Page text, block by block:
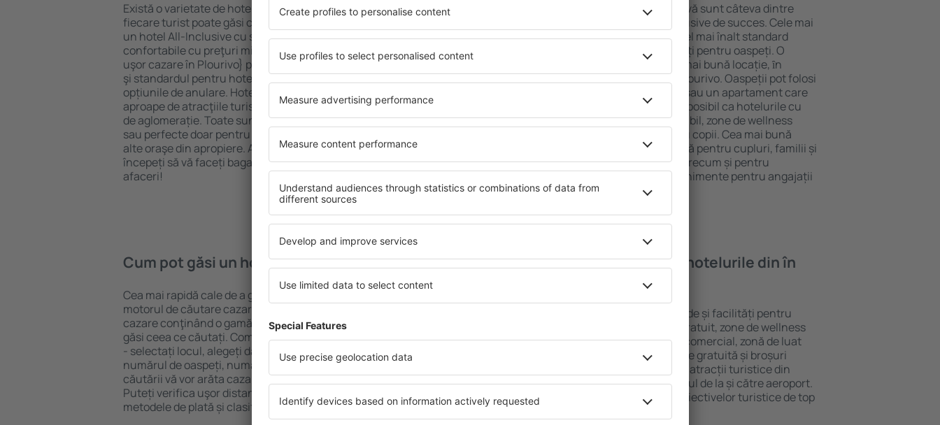
Există o varietate de hoteluri disponibile în Plourivo, astfel încât
fiecare turist poate găsi cazare potrivită nevoilor sale. Preferați
un hotel All-Inclusive cu standarde ȋnalte sau preferați hoteluri
confortabile cu preţuri mici? Cu ajutorul nostru puteți rezerva
uşor cazare în Plourivo} pentru orice buget! Selectați destinația
şi standardul pentru hotel, verificați metodele de plată și
opțiunile de anulare. Hotelurile în Plourivo sunt situate atât
aproape de atracţiile turistice populare, cât și puțin mai departe
de aglomerație. Toate sunt disponibile pentru o vacanță lungă
sau perfecte doar pentru o noapte atunci când doriţi să vizitaţi şi
alte oraşe din apropiere. Alegeți hotelul care vi se potriveşte și
începeți să vă faceți bagajele pentru o vacanţă sau călătorie de
afaceri!
O varietate de servicii și o locație atractivă sunt câteva dintre
elementele cheie ale unui hotel All-Inclusive de succes. Cele mai
bune hoteluri din Plourivo garantează cel mai înalt standard
pentru servicii și o gamă largă de facilități pentru oaspeți. O
cazare cu standarde ridicate oferă cea mai bună locație, ȋn
apropiere de principalele distracţii din Plourivo. Oaspeții pot folosi
parcarea gratuită și pot alege o cameră sau un apartament care
să corespundă perfect nevoilor lor. Este posibil ca hotelurile cu
standarde ȋnalte să ofere un meniu variabil, zone de wellness
precum spa și fitness, și activități pentru copii. Cea mai bună
cazare în Plourivo este o alegere perfectă pentru cupluri, familii și
persoane aflate în călătorie de afaceri, precum și pentru
companii care doresc să organizeze evenimente pentru angajații
lor.
Cum pot găsi un hotel în Plourivo?
Cea mai rapidă cale de a găsi un hotel în Plourivo este folosind
motorul de căutare cazare eSky. Baza mare de date cu locuri de
cazare conţinând o gamă largă de opţiuni este o garanție că veți
găsi ceea ce căutați. Completați câmpurile motorului de căutare
- selectați locul, alegeți data de check-in și check-out, adăugați
numărul de oaspeți, numărul de camere şi gata! Rezultatele
căutării vă vor arăta cazarea disponibilă ȋn perioada selectată.
Puteți verifica uşor distanța de la hotel ȋn centrul orașului,
metodele de plată și clasificarea hotelului.
Ce fel de facilităţi voi găsi ȋn hotelurile din în
Hotelurile în Plourivo au diferite standarde și facilități pentru
oaspeți. Cele mai frecvente sunt Wi-Fi gratuit, zone de wellness
cu SPA, mini bar/seif în cameră, centru comercial, zonă de luat
masa, zonă de joacă pentru copii, parcare gratuită și broșuri
informative despre cele mai interesante atracții turistice din
zonă. Unele proprietăți includ și transferul de la și către aeroport.
Uneori, acestea încurajează vizitarea obiectivelor turistice de top
în Plourivo.